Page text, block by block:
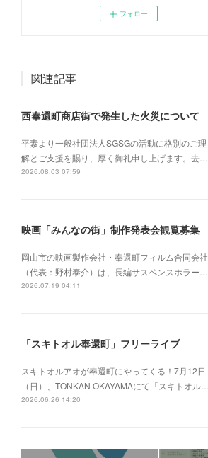
フォロー
関連記事
西奉還町商店街で発生した火災について
平素より一般社団法人SGSGの活動に格別のご理
解とご支援を賜り、厚く御礼申し上げます。去…
2026.08.03 07:59
映画「みんなの街」制作発表会観覧募集
岡山市の映画製作会社・奉還町フィルム合同会社
（代表：野村泰介）は、長編サスペンスホラー…
2026.07.19 04:11
「スキトオル奉還町」フリーライブ
スキトオルアオが奉還町にやってくる！7月12日
（日）、TONKAN OKAYAMAにて「スキトオル…
2026.06.26 14:20